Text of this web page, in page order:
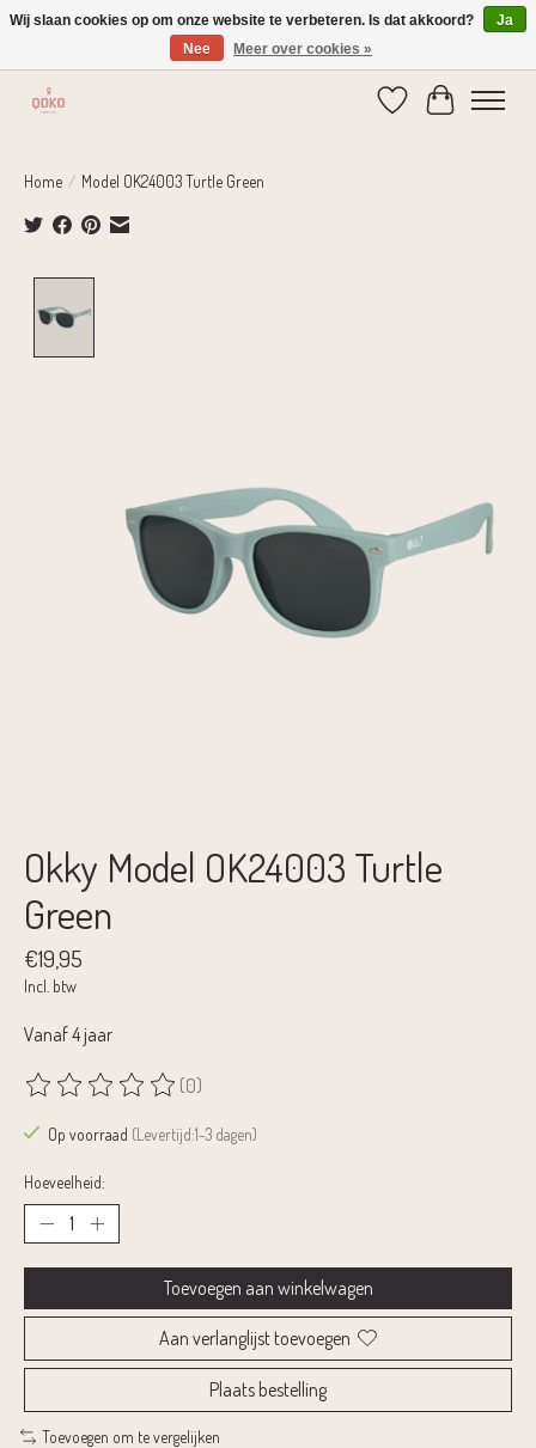
Verzending 1-2 dagen | Gratis verzending vanaf € 75,-
Verlanglijst
Home / Model OK24003 Turtle Green
Okky Model OK24003 Turtle
Green
€19,95
Incl. btw
Vanaf 4 jaar
De beoordeling van dit product is
(0)
Op voorraad (Levertijd:1-3 dagen)
Hoeveelheid:
Toevoegen aan winkelwagen
Aan verlanglijst toevoegen
Plaats bestelling
Toevoegen om te vergelijken
Wij slaan cookies op om onze website te verbeteren. Is dat akkoord?
Ja
Nee
Meer over cookies »